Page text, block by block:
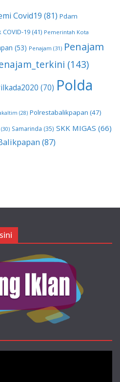
Covid19 (81) Pdam
19 (41) Pemerintah Kota
(53) Penajam (31) Penajam
(143)
(70) Polda
(28) Polrestabalikpapan (47)
(30) Samarinda (35) SKK MIGAS (66)
(87)